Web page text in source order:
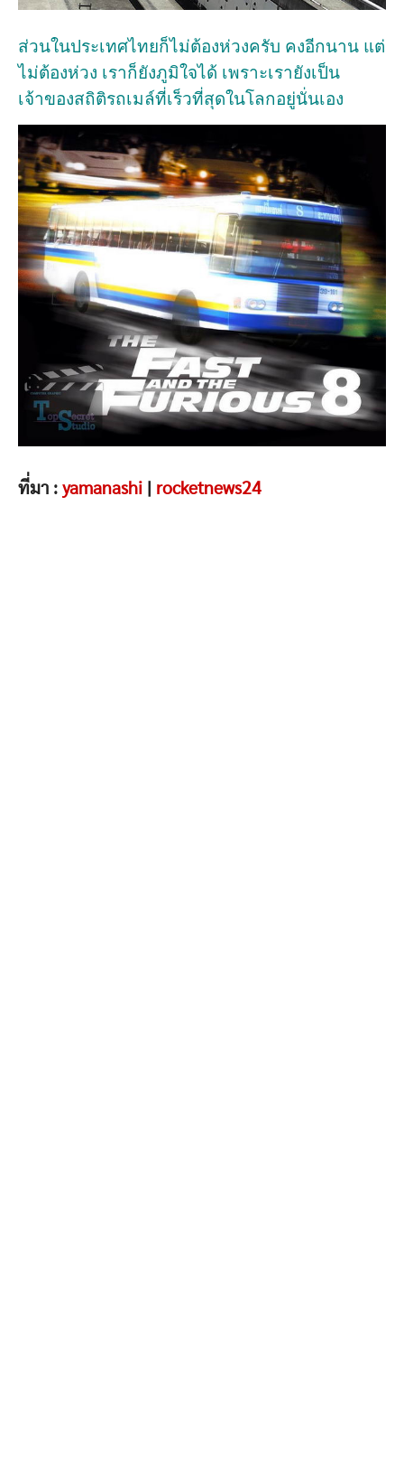
ส่วนในประเทศไทยก็ไม่ต้องห่วงครับ คงอีกนาน แต่
ไม่ต้องห่วง เราก็ยังภูมิใจได้ เพราะเรายังเป็น
เจ้าของสถิติรถเมล์ที่เร็วที่สุดในโลกอยู่นั่นเอง
ที่มา : yamanashi rocketnews24